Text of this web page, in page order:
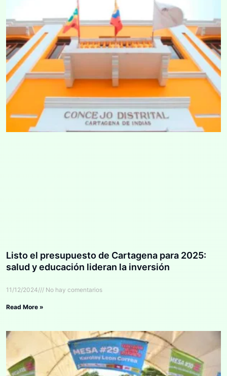
Listo el presupuesto de Cartagena para 2025:
salud y educación lideran la inversión
11/12/2024 No hay comentarios
Read More »